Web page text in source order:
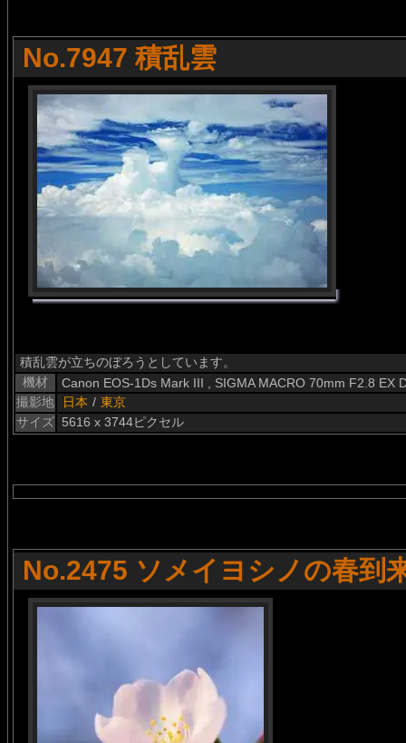
No.7947 積乱雲
積乱雲が立ちのぼろうとしています。
機材
Canon EOS-1Ds Mark III , SIGMA MACRO 70mm F2.8 EX
撮影地
日本 / 東京
サイズ 5616 x 3744ピクセル
No.2475 ソメイヨシノの春到